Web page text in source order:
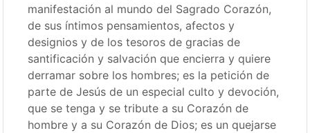
manifestación al mundo del Sagrado Corazón,
de sus íntimos pensamientos, afectos y
designios y de los tesoros de gracias de
santificación y salvación que encierra y quiere
derramar sobre los hombres; es la petición de
parte de Jesús de un especial culto y devoción,
que se tenga y se tribute a su Corazón de
hombre y a su Corazón de Dios; es un quejarse